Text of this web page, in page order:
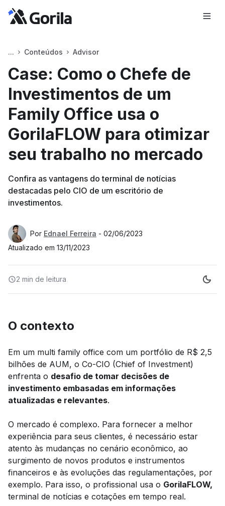
Conteúdos Advisor
Case: Como o Chefe de
Investimentos de um
Family Office usa o
GorilaFLOW para otimizar
seu trabalho no mercado
Confira as vantagens do terminal de notícias
destacadas pelo CIO de um escritório de
investimentos.
Por Ednael Ferreira - 02/06/2023
Atualizado em 13/11/2023
2 min de leitura
O contexto
Em um multi family office com um portfólio de R$ 2,5
bilhões de AUM, o Co-CIO (Chief of Investment)
enfrenta o desafio de tomar decisões de
investimento embasadas em informações
atualizadas e relevantes.
O mercado é complexo. Para fornecer a melhor
experiência para seus clientes, é necessário estar
atento às mudanças no cenário econômico, ao
surgimento de novos produtos e instrumentos
financeiros e às evoluções das regulamentações, por
exemplo. Para isso, o profissional usa o GorilaFLOW,
terminal de notícias e cotações em tempo real.